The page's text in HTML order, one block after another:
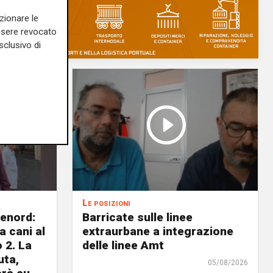
cani al
2. La
Le posizioni
Barricate sulle linee
extraurbane a integrazione
delle linee Amt
05/08/2026
le
revocato
di